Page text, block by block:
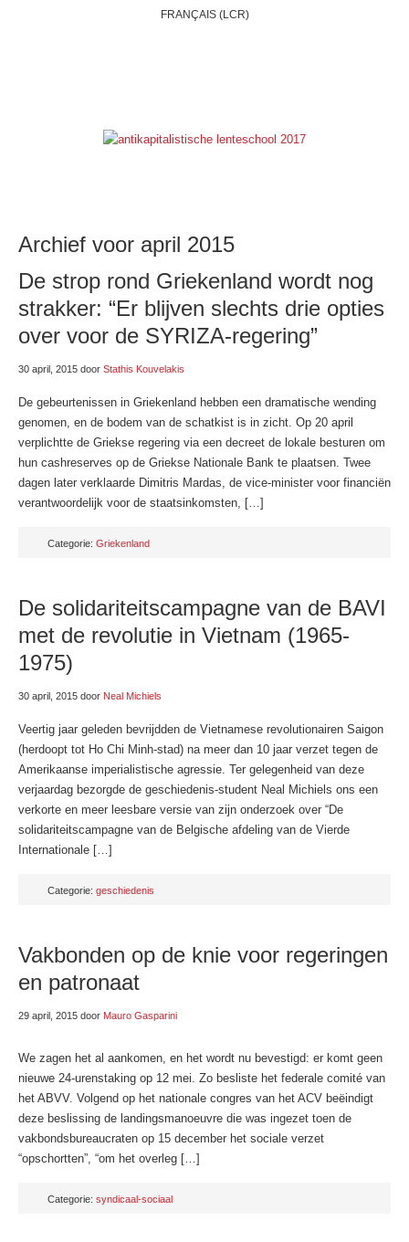
FRANÇAIS (LCR)
Archief voor april 2015
De strop rond Griekenland wordt nog
strakker: “Er blijven slechts drie opties
over voor de SYRIZA-regering”
30 april, 2015 door Stathis Kouvelakis
De gebeurtenissen in Griekenland hebben een dramatische wending
genomen, en de bodem van de schatkist is in zicht. Op 20 april
verplichtte de Griekse regering via een decreet de lokale besturen om
hun cashreserves op de Griekse Nationale Bank te plaatsen. Twee
dagen later verklaarde Dimitris Mardas, de vice-minister voor financiën
verantwoordelijk voor de staatsinkomsten, […]
Categorie: Griekenland
De solidariteitscampagne van de BAVI
met de revolutie in Vietnam (1965-
1975)
30 april, 2015 door Neal Michiels
Veertig jaar geleden bevrijdden de Vietnamese revolutionairen Saigon
(herdoopt tot Ho Chi Minh-stad) na meer dan 10 jaar verzet tegen de
Amerikaanse imperialistische agressie. Ter gelegenheid van deze
verjaardag bezorgde de geschiedenis-student Neal Michiels ons een
verkorte en meer leesbare versie van zijn onderzoek over “De
solidariteitscampagne van de Belgische afdeling van de Vierde
Internationale […]
Categorie: geschiedenis
Vakbonden op de knie voor regeringen
en patronaat
29 april, 2015 door Mauro Gasparini
We zagen het al aankomen, en het wordt nu bevestigd: er komt geen
nieuwe 24-urenstaking op 12 mei. Zo besliste het federale comité van
het ABVV. Volgend op het nationale congres van het ACV beëindigt
deze beslissing de landingsmanoeuvre die was ingezet toen de
vakbondsbureaucraten op 15 december het sociale verzet
“opschortten”, “om het overleg […]
Categorie: syndicaal-sociaal